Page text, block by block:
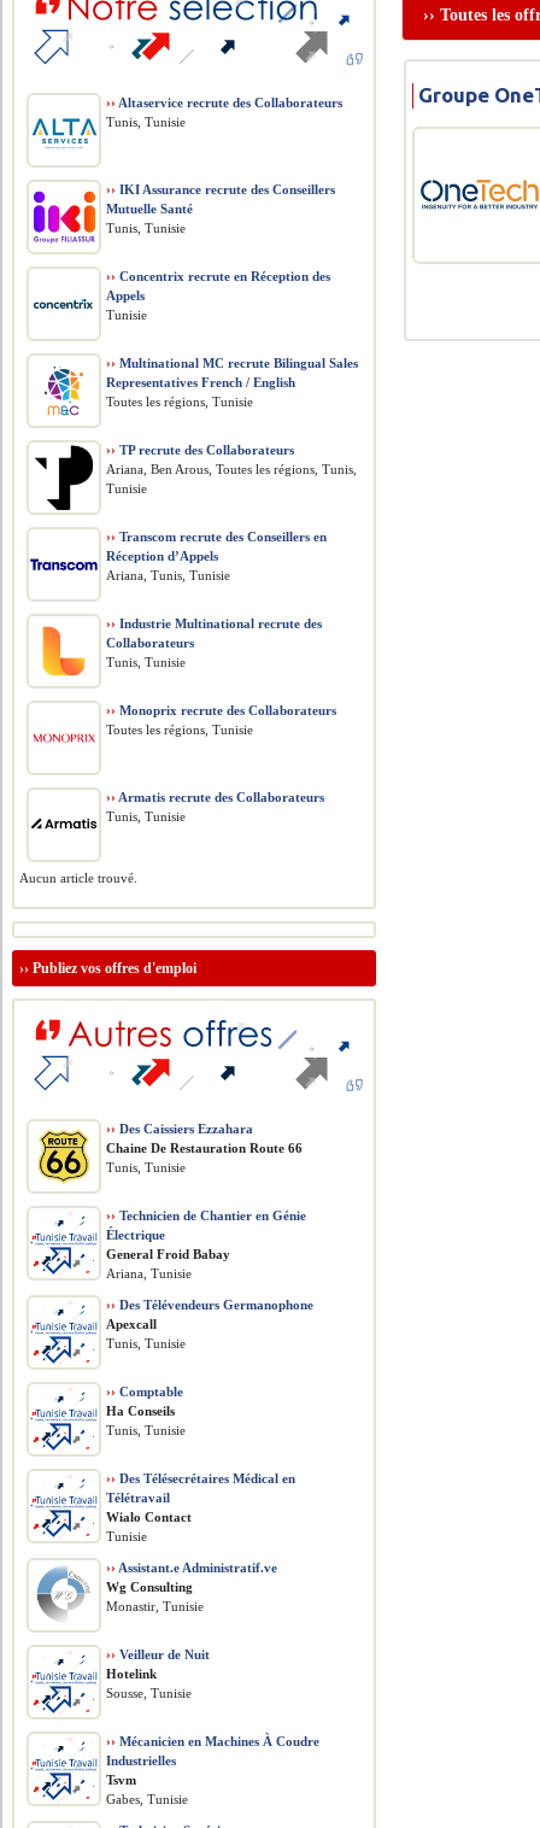
›› Toutes les
Groupe
›› Altaservice recrute des Collaborateurs
Tunis, Tunisie
›› IKI Assurance recrute des Conseillers
Mutuelle Santé
Tunis, Tunisie
›› Concentrix recrute en Réception des
Appels
Tunisie
›› Multinational MC recrute Bilingual Sales
Representatives French / English
Toutes les régions, Tunisie
›› TP recrute des Collaborateurs
Ariana, Ben Arous, Toutes les régions, Tunis,
Tunisie
›› Transcom recrute des Conseillers en
Réception d’Appels
Ariana, Tunis, Tunisie
›› Industrie Multinational recrute des
Collaborateurs
Tunis, Tunisie
›› Monoprix recrute des Collaborateurs
Toutes les régions, Tunisie
›› Armatis recrute des Collaborateurs
Tunis, Tunisie
Aucun article trouvé.
››Publiez vos offres d'emploi
›› Des Caissiers Ezzahara
Chaine De Restauration Route 66
Tunis, Tunisie
›› Technicien de Chantier en Génie
Électrique
General Froid Babay
Ariana, Tunisie
›› Des Télévendeurs Germanophone
Apexcall
Tunis, Tunisie
›› Comptable
Ha Conseils
Tunis, Tunisie
›› Des Télésecrétaires Médical en
Télétravail
Wialo Contact
Tunisie
›› Assistant.e Administratif.ve
Wg Consulting
Monastir, Tunisie
›› Veilleur de Nuit
Hotelink
Sousse, Tunisie
›› Mécanicien en Machines À Coudre
Industrielles
Tsvm
Gabes, Tunisie